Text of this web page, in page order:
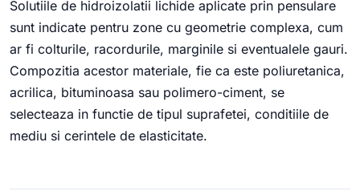
Solutiile de hidroizolatii lichide aplicate prin pensulare
sunt indicate pentru zone cu geometrie complexa, cum
ar fi colturile, racordurile, marginile si eventualele gauri.
Compozitia acestor materiale, fie ca este poliuretanica,
acrilica, bituminoasa sau polimero-ciment, se
selecteaza in functie de tipul suprafetei, conditiile de
mediu si cerintele de elasticitate.